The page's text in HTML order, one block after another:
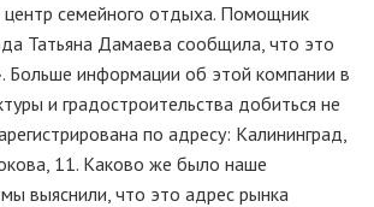
центр семейного отдыха. Помощник
Татьяна Дамаева сообщила, что это
Больше информации об этой компании в
и градостроительства добиться не
по адресу: Калининград,
11. Каково же было наше
выяснили, что это адрес рынка